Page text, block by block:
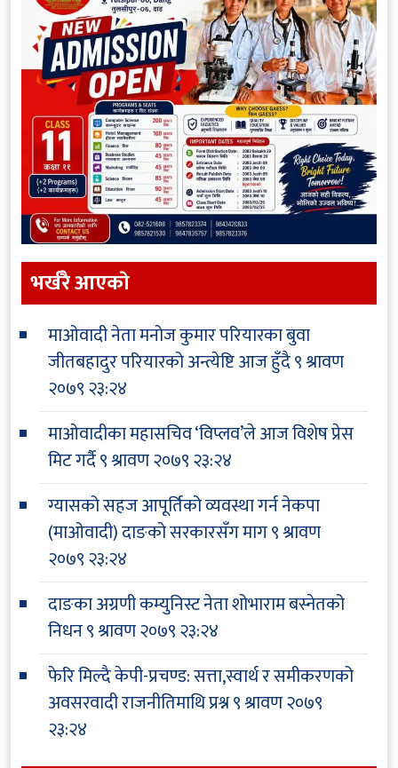
भर्खरै आएकाे
माओवादी नेता मनोज कुमार परियारका बुवा
जीतबहादुर परियारको अन्त्येष्टि आज हुँदै९ श्रावण
२०७९ २३:२४
माओवादीका महासचिव ‘विप्लव’ले आज विशेष प्रेस
मिट गर्दै९ श्रावण २०७९ २३:२४
ग्यासको सहज आपूर्तिको व्यवस्था गर्न नेकपा
(माओवादी) दाङको सरकारसँग माग९ श्रावण
२०७९ २३:२४
दाङका अग्रणी कम्युनिस्ट नेता शोभाराम बस्नेतको
निधन९ श्रावण २०७९ २३:२४
फेरि मिल्दै केपी-प्रचण्ड: सत्ता,स्वार्थ र समीकरणको
अवसरवादी राजनीतिमाथि प्रश्न९ श्रावण २०७९
२३:२४